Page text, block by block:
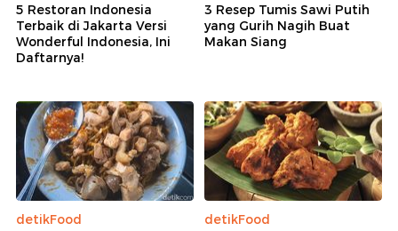
5 Restoran Indonesia
Terbaik di Jakarta Versi
Wonderful Indonesia, Ini
Daftarnya!
3 Resep Tumis Sawi Putih
yang Gurih Nagih Buat
Makan Siang
detikFood
detikFood